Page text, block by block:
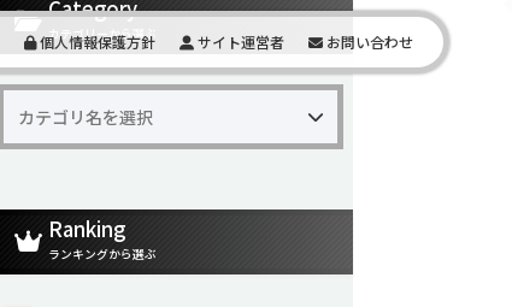
個人情報保護方針 サイト運営者 お問い合わせ
Category
カテゴリーから選ぶ
Ranking
ランキングから選ぶ